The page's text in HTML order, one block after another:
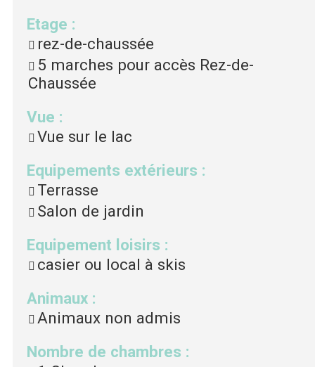
Etage :
rez-de-chaussée
5 marches pour accès Rez-de-
Chaussée
Vue :
Vue sur le lac
Equipements extérieurs :
Terrasse
Salon de jardin
Equipement loisirs :
casier ou local à skis
Animaux :
Animaux non admis
Nombre de chambres :